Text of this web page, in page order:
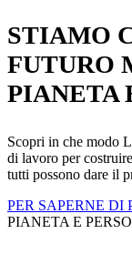
STIAMO
FUTURO
PIANETA
Scopri in che modo
di lavoro per
tutti possono dare il
PER SAPERNE DI
PIANETA E